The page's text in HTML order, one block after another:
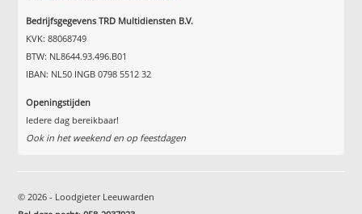
Bedrijfsgegevens TRD Multidiensten B.V.
KVK: 88068749
BTW: NL8644.93.496.B01
IBAN: NL50 INGB 0798 5512 32
Openingstijden
Iedere dag bereikbaar!
Ook in het weekend en op feestdagen
© 2026 - Loodgieter Leeuwarden